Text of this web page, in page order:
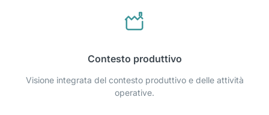
Contesto produttivo
Visione integrata del contesto produttivo e delle attività
operative.